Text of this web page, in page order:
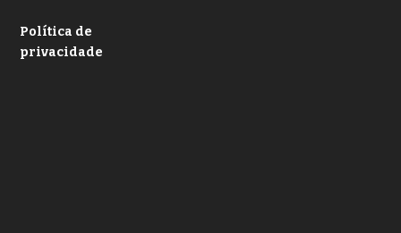
Política de
privacidade